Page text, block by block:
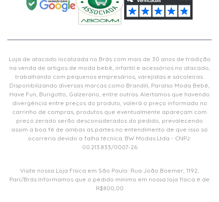
Loja de atacado localizada no Brás com mais de 30 anos de tradição
na venda de artigos de moda bebê, infantil e acessórios no atacado,
trabalhando com pequenos empresários, varejistas e sacoleiras.
Disponibilizando diversas marcas como Brandili, Paraíso Moda Bebê,
Have Fun, Burigotto, Galzerano, entre outras. Alertamos que havendo
divergência entre preços do produto, valerá o preço informado no
carrinho de compras, produtos que eventualmente apareçam com
preço zerado serão desconsiderados do pedido, prevalecendo
assim a boa fé de ambas as partes no entendimento de que isso só
ocorreria devido a falha técnica. BW Modas Ltda - CNPJ:
00.213.833/0007-26
Visite nossa Loja Física em São Paulo: Rua João Boemer, 1192,
Pari/Brás Informamos que o pedido mínimo em nossa loja física é de
R$800,00